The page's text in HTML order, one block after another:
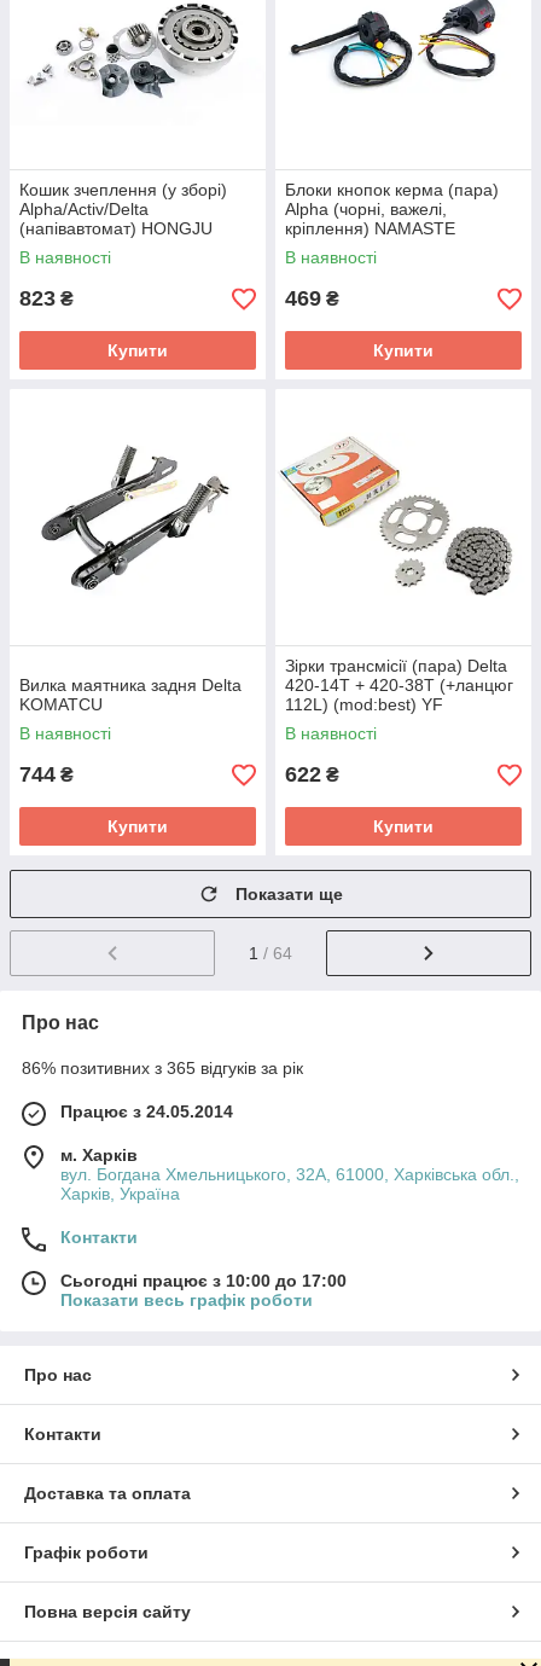
Кошик зчеплення (у зборі)
Alpha/Activ/Delta
(напівавтомат) HONGJU
(mod:B)
В наявності
823 ₴
Купити
Блоки кнопок керма (пара)
Alpha (чорні, важелі,
кріплення) NAMASTE
В наявності
469 ₴
Купити
Вилка маятника задня Delta
KOMATCU
В наявності
744 ₴
Купити
Зірки трансмісії (пара) Delta
420-14T + 420-38T (+ланцюг
112L) (mod:best) YF
В наявності
622 ₴
Купити
Показати ще
1 / 64
Про нас
86% позитивних з 365 відгуків за рік
Працює з 24.05.2014
м. Харків
вул. Богдана Хмельницького, 32А, 61000, Харківська обл.,
Харків, Україна
Контакти
Сьогодні працює з 10:00 до 17:00
Показати весь графік роботи
Про нас
Контакти
Доставка та оплата
Графік роботи
Повна версія сайту